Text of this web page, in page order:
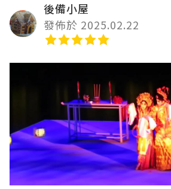
後備小屋
發佈於 2025.02.22